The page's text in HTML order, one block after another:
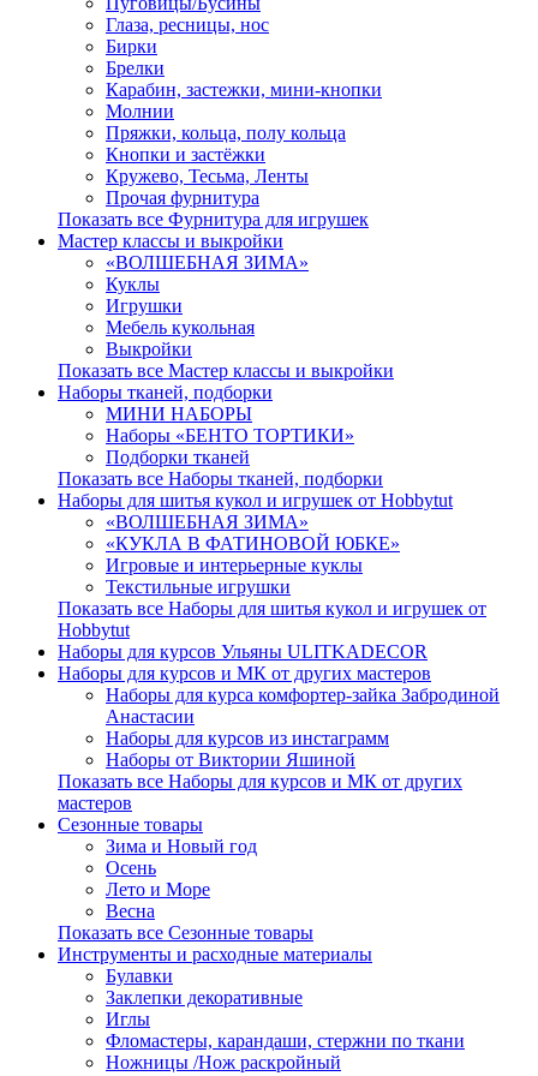
Глаза, ресницы, нос
Бирки
Брелки
Карабин, застежки, мини-кнопки
Молнии
Пряжки, кольца, полу кольца
Кнопки и застёжки
Кружево, Тесьма, Ленты
Прочая фурнитура
Показать все Фурнитура для игрушек
Мастер классы и выкройки
«ВОЛШЕБНАЯ ЗИМА»
Куклы
Игрушки
Мебель кукольная
Выкройки
Показать все Мастер классы и выкройки
Наборы тканей, подборки
МИНИ НАБОРЫ
Наборы «БЕНТО ТОРТИКИ»
Подборки тканей
Показать все Наборы тканей, подборки
Наборы для шитья кукол и игрушек от Hobbytut
«ВОЛШЕБНАЯ ЗИМА»
«КУКЛА В ФАТИНОВОЙ ЮБКЕ»
Игровые и интерьерные куклы
Текстильные игрушки
Показать все Наборы для шитья кукол и игрушек от
Hobbytut
Наборы для курсов Ульяны ULITKADECOR
Наборы для курсов и МК от других мастеров
Наборы для курса комфортер-зайка Забродиной
Анастасии
Наборы для курсов из инстаграмм
Наборы от Виктории Яшиной
Показать все Наборы для курсов и МК от других
мастеров
Сезонные товары
Зима и Новый год
Осень
Лето и Море
Весна
Показать все Сезонные товары
Инструменты и расходные материалы
Булавки
Заклепки декоративные
Иглы
Фломастеры, карандаши, стержни по ткани
Ножницы /Нож раскройный